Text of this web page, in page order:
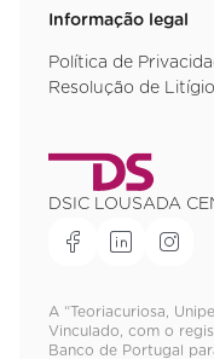
Informação legal
Política de
Resolução de
DSIC LOUSADA
A “Teoriacuriosa,
Vinculado, com o
Banco de Portugal